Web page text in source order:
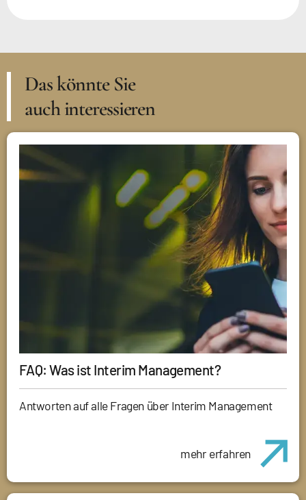
Das könnte Sie
auch interessieren
FAQ: Was ist Interim Management?
Antworten auf alle Fragen über Interim Management
mehr erfahren